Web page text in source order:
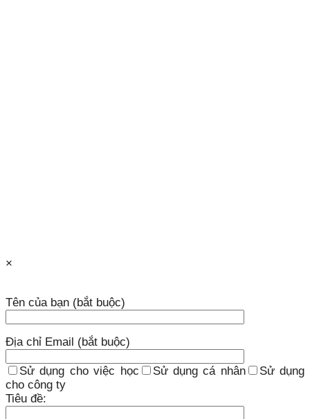
×
Tên của bạn (bắt buộc)
Địa chỉ Email (bắt buộc)
Sử dụng cho việc học Sử dụng cá nhân
Sử dụng
cho công ty
Tiêu đề: